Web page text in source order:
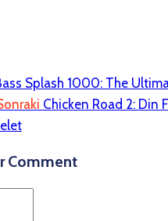
Splash 1000: The
Chicken Road 2: Din
Comment